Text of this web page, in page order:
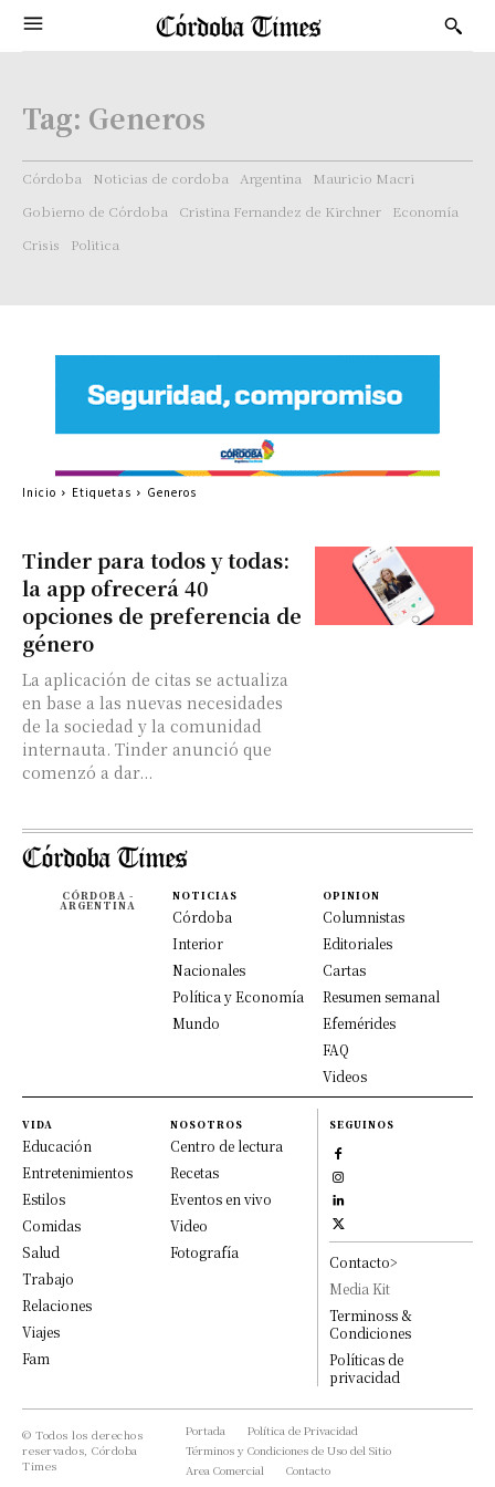
Tag: Generos
Córdoba Noticias de cordoba Argentina
Mauricio Macri
Gobierno de Córdoba
Cristina Fernandez de Kirchner
Economía
Crisis
Politica
Tinder para todos y todas:
la app ofrecerá 40
opciones de preferencia de
género
La aplicación de citas se actualiza
en base a las nuevas necesidades
de la sociedad y la comunidad
internauta. Tinder anunció que
comenzó a dar...
Inicio Etiquetas Generos
CÓRDOBA -
ARGENTINA
NOTICIAS
Córdoba
Interior
Nacionales
Política y Economía
Mundo
OPINION
Columnistas
Editoriales
Cartas
Resumen semanal
Efemérides
FAQ
Videos
VIDA
Educación
Entretenimientos
Estilos
Comidas
Salud
Trabajo
Relaciones
Viajes
Fam
NOSOTROS
Centro de lectura
Recetas
Eventos en vivo
Video
Fotografía
SEGUINOS
Contacto>
Media Kit
Terminoss &
Condiciones
Políticas de
privacidad
© Todos los derechos
reservados, Córdoba
Times
Portada
Política de Privacidad
Términos y Condiciones de Uso del Sitio
Area Comercial
Contacto